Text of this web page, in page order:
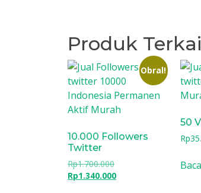
Produk
Obral!
10.000 Followers
Twitter
Rp1.700.000Harga
aslinya
Rp1.340.000Harga
50
Rp